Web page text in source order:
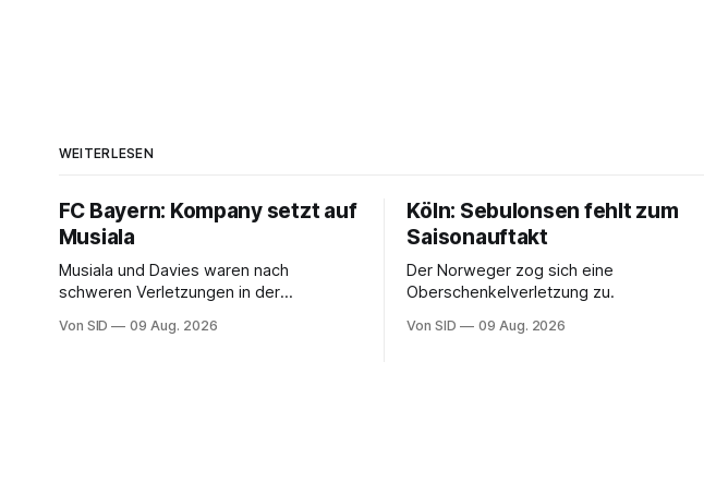
WEITERLESEN
FC Bayern: Kompany setzt auf
Musiala
Musiala und Davies waren nach
schweren Verletzungen in der
Spur gekommen.
Von SID 09 Aug. 2026
Köln: Sebulonsen fehlt zum
Saisonauftakt
Der Norweger zog sich eine
Oberschenkelverletzung zu.
Von SID 09 Aug. 2026